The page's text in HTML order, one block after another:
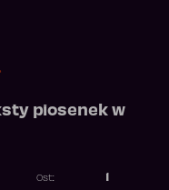
piosenek w
Ost.: